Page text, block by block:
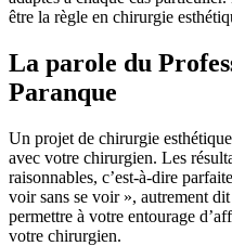
être la règle en chirurgie
La parole du
Paranque
Un projet de chirurgie
avec votre chirurgien. Les
raisonnables, c’est-à-dire
voir sans se voir », autrement
permettre à votre entourage
votre chirurgien.